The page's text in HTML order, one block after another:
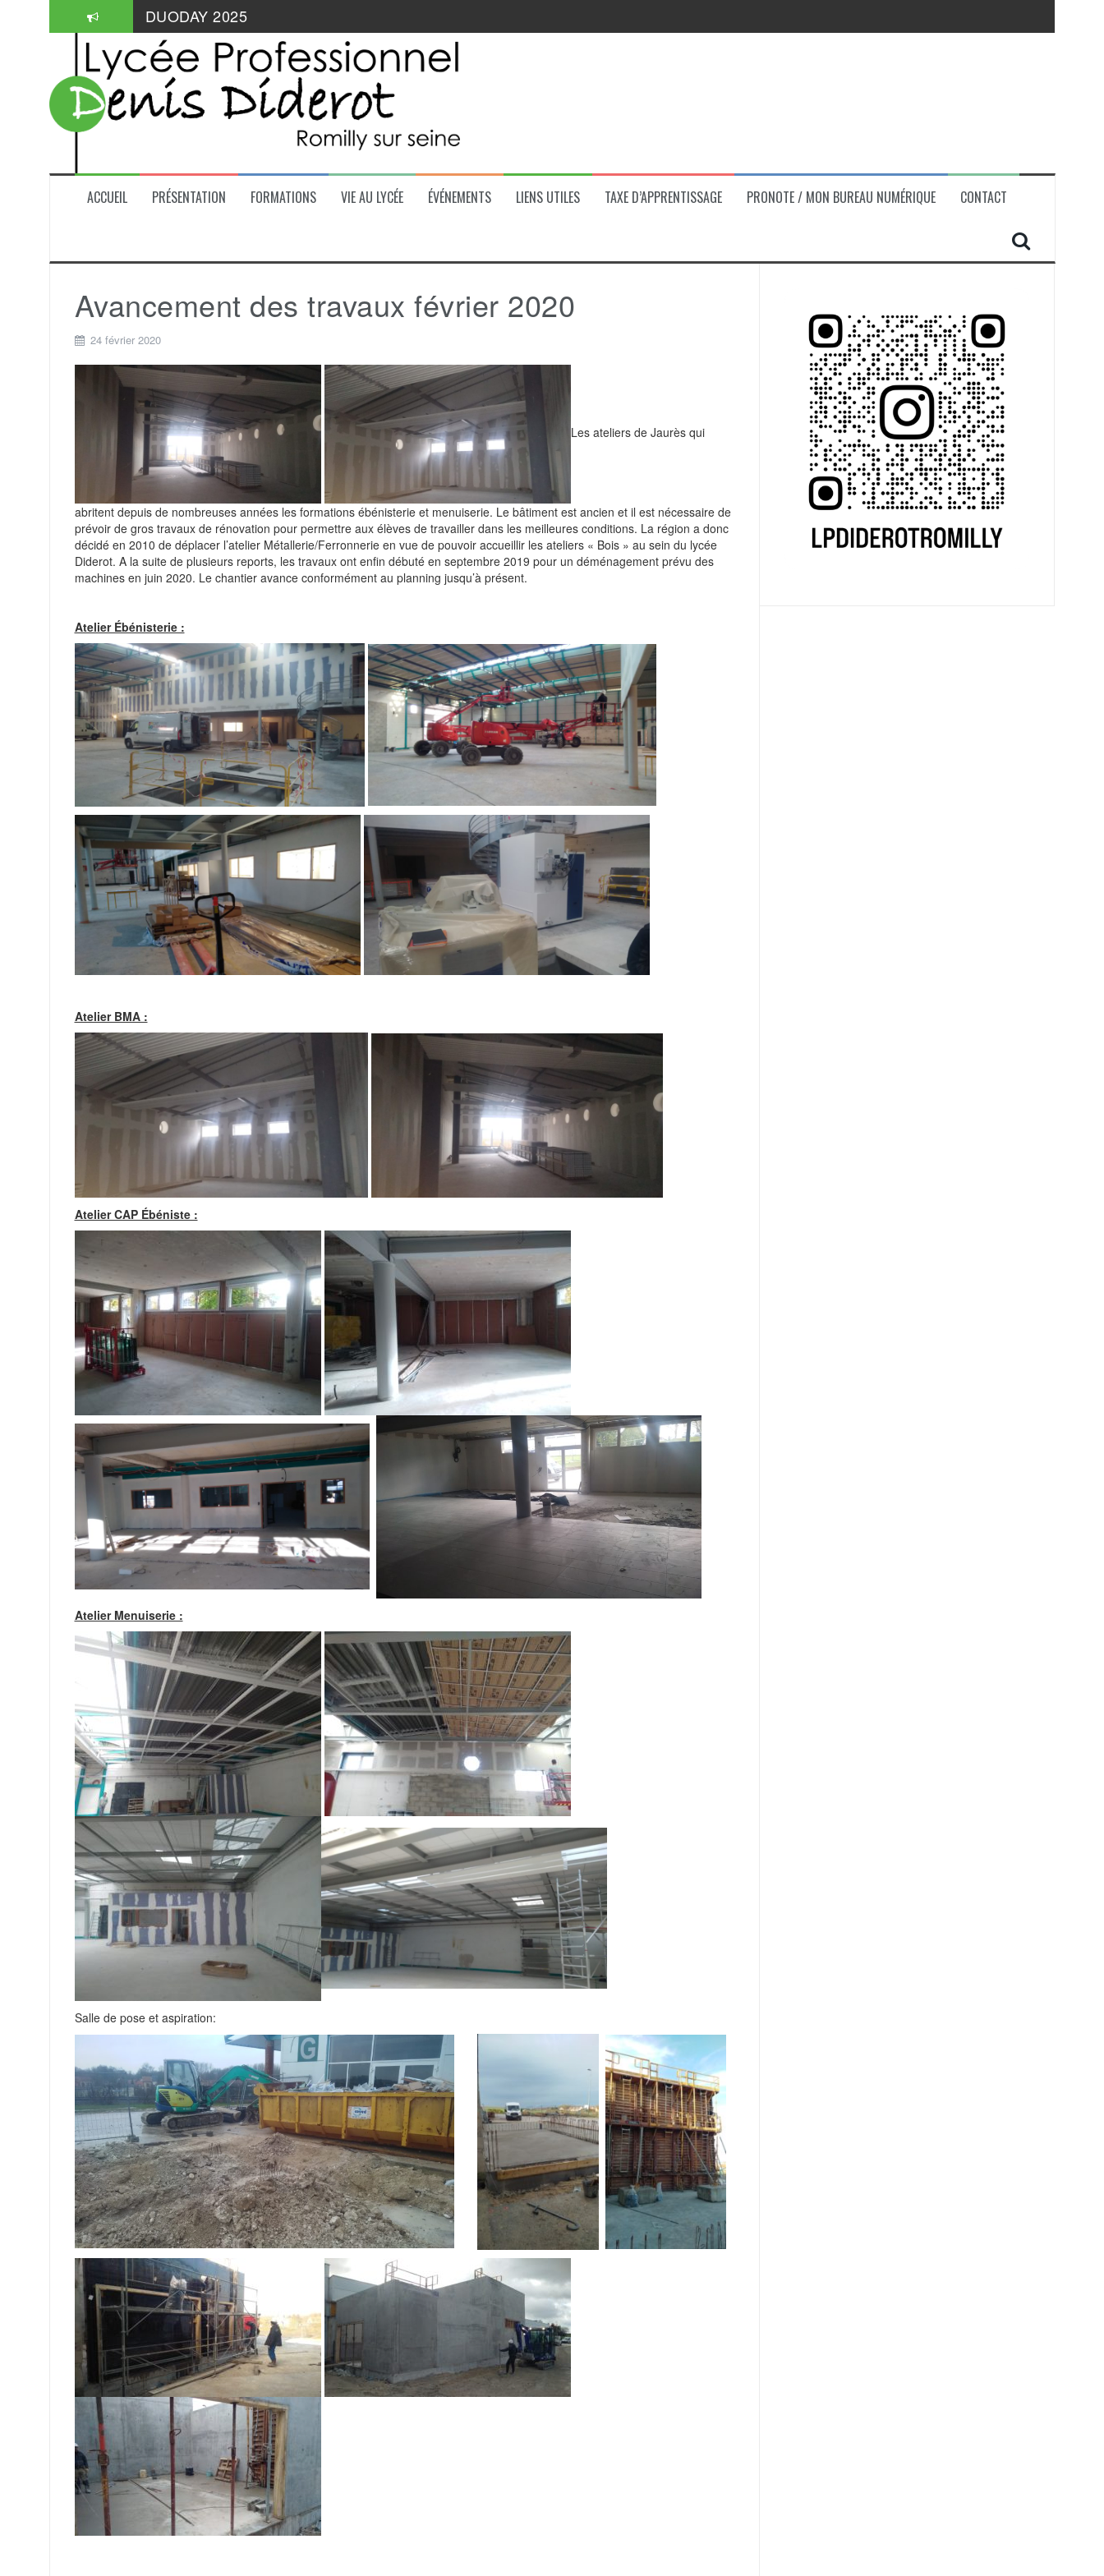
Informations pratiques: aides de la région
Mangabul 2026
DUODAY 2025
ACCUEIL PRÉSENTATION FORMATIONS VIE AU LYCÉE ÉVÉNEMENTS LIENS UTILES TAXE D’APPRENTISSAGE PRONOTE / MON BUREAU NUMÉRIQUE CONTACT
Avancement des travaux février 2020
24 février 2020
Les ateliers de Jaurès qui
abritent depuis de nombreuses années les formations ébénisterie et menuiserie. Le bâtiment est ancien et il est nécessaire de
prévoir de gros travaux de rénovation pour permettre aux élèves de travailler dans les meilleures conditions. La région a donc
décidé en 2010 de déplacer l’atelier Métallerie/Ferronnerie en vue de pouvoir accueillir les ateliers « Bois » au sein du lycée
Diderot. A la suite de plusieurs reports, les travaux ont enfin débuté en septembre 2019 pour un déménagement prévu des
machines en juin 2020. Le chantier avance conformément au planning jusqu’à présent.
Atelier Ébénisterie :
Atelier BMA :
Atelier CAP Ébéniste :
Atelier Menuiserie :
Salle de pose et aspiration: